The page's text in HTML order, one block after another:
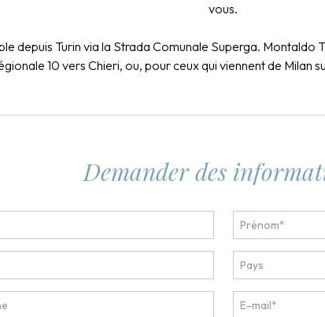
vous.
depuis Turin via la Strada Comunale Superga. Montaldo
10 vers Chieri, ou, pour ceux qui viennent de
Demander des